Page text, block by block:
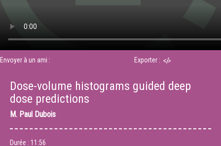
Envoyer à un ami : Exporter :
Dose-volume histograms guided deep
dose predictions
M. Paul Dubois
Durée : 11:56